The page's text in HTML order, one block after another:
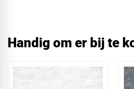
Handig om er bij te